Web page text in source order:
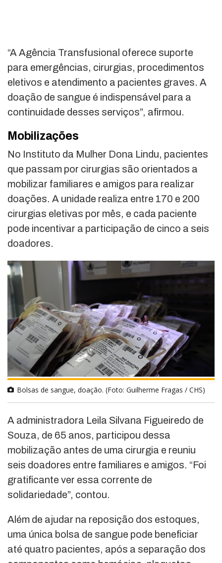
“A Agência Transfusional oferece suporte
para emergências, cirurgias, procedimentos
eletivos e atendimento a pacientes graves. A
doação de sangue é indispensável para a
continuidade desses serviços”, afirmou.
Mobilizações
No Instituto da Mulher Dona Lindu, pacientes
que passam por cirurgias são orientados a
mobilizar familiares e amigos para realizar
doações. A unidade realiza entre 170 e 200
cirurgias eletivas por mês, e cada paciente
pode incentivar a participação de cinco a seis
doadores.
Bolsas de sangue, doação. (Foto: Guilherme Fragas / CHS)
A administradora Leila Silvana Figueiredo de
Souza, de 65 anos, participou dessa
mobilização antes de uma cirurgia e reuniu
seis doadores entre familiares e amigos. “Foi
gratificante ver essa corrente de
solidariedade”, contou.
Além de ajudar na reposição dos estoques,
uma única bolsa de sangue pode beneficiar
até quatro pacientes, após a separação dos